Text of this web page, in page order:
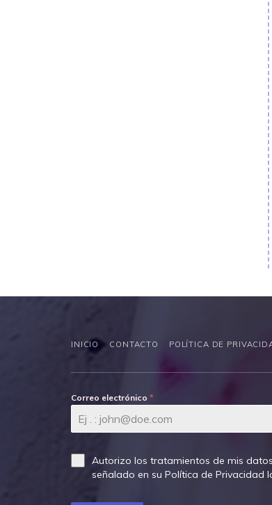
INICIO CONTACTO POLÍTICA DE
Correo electrónico *
Autorizo los tratamientos de mis
señalado en su Política de Privacidad